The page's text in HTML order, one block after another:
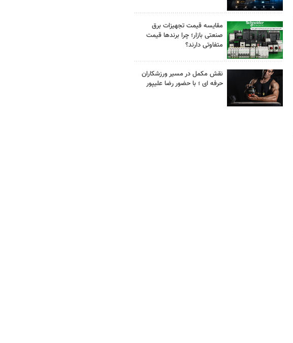
مقایسه قیمت تجهیزات برق
صنعتی بازار؛ چرا برندها قیمت
متفاوتی دارند؟
نقش مکمل در مسیر ورزشکاران
حرفه ای ؛ با حضور رضا علیپور